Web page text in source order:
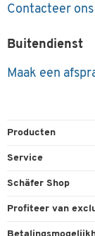
Contacteer ons
Buitendienst
Maak een
Producten
Service
Bestelling
Schäfer Shop
Algemene
Profiteer van